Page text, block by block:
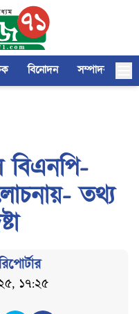
বিনোদন সম্পাদকীয়
বিএনপি-
তথ্য
১৭:২৫